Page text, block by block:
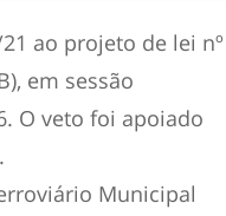
ao projeto de lei nº
em sessão
O veto foi apoiado
Municipal